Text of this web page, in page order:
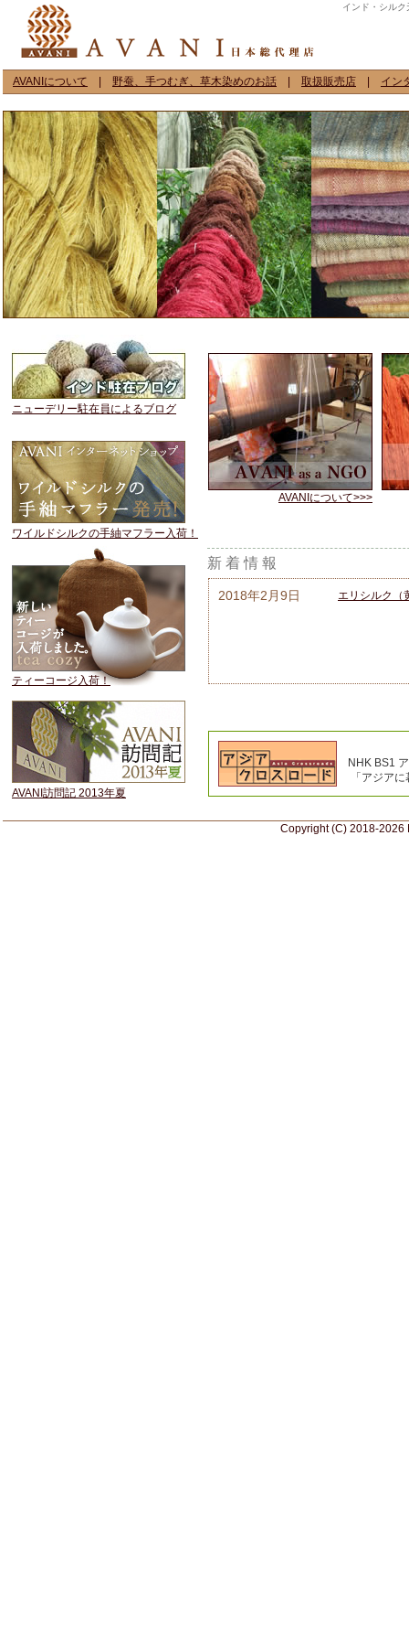
インド・シル
AVANIについて 野蚕、手つむぎ、草木染めのお話 取扱販売店 イン
ニューデリー駐在員によるブログ
ワイルドシルクの手紬マフラー入荷！
ティーコージ入荷！
AVANI訪問記 2013年夏
AVANIについて>>>
新 着 情 報
2018年2月9日 エリシルク（
NHK BS1
「アジアに
Copyright (C) 2018-2026